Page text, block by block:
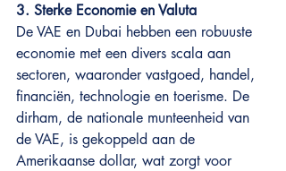
3. Sterke Economie en Valuta
De VAE en Dubai hebben een robuuste
economie met een divers scala aan
sectoren, waaronder vastgoed, handel,
financiën, technologie en toerisme. De
dirham, de nationale munteenheid van
de VAE, is gekoppeld aan de
Amerikaanse dollar, wat zorgt voor